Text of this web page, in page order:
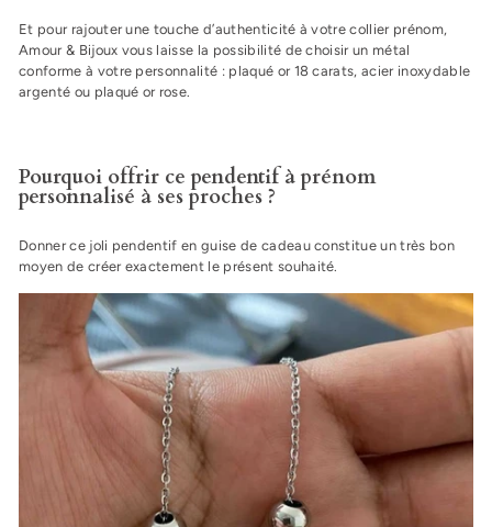
Et pour rajouter une touche d’authenticité à votre collier prénom,
Amour & Bijoux vous laisse la possibilité de choisir un métal
conforme à votre personnalité : plaqué or 18 carats, acier inoxydable
argenté ou plaqué or rose.
Pourquoi offrir ce pendentif à prénom
personnalisé à ses proches ?
Donner ce joli pendentif en guise de cadeau constitue un très bon
moyen de créer exactement le présent souhaité.